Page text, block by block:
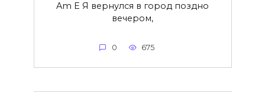
Am E Я вернулся в город поздно
вечером,
0 675